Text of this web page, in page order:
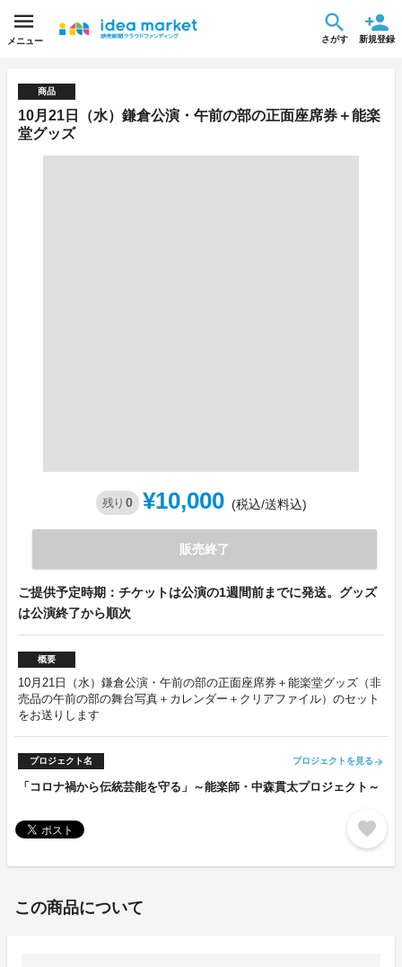
メニュー さがす 新規登録
商品
10月21日（水）鎌倉公演・午前の部の正面座席券＋能楽
堂グッズ
残り 0 ¥10,000 (税込/送料込)
販売終了
ご提供予定時期：チケットは公演の1週間前までに発送。グッズ
は公演終了から順次
概要
10月21日（水）鎌倉公演・午前の部の正面座席券＋能楽堂グッズ（非
売品の午前の部の舞台写真＋カレンダー＋クリアファイル）のセット
をお送りします
プロジェクト名 プロジェクトを見る arrow_forward
「コロナ禍から伝統芸能を守る」～能楽師・中森貫太プロジェクト～
favorite
この商品について